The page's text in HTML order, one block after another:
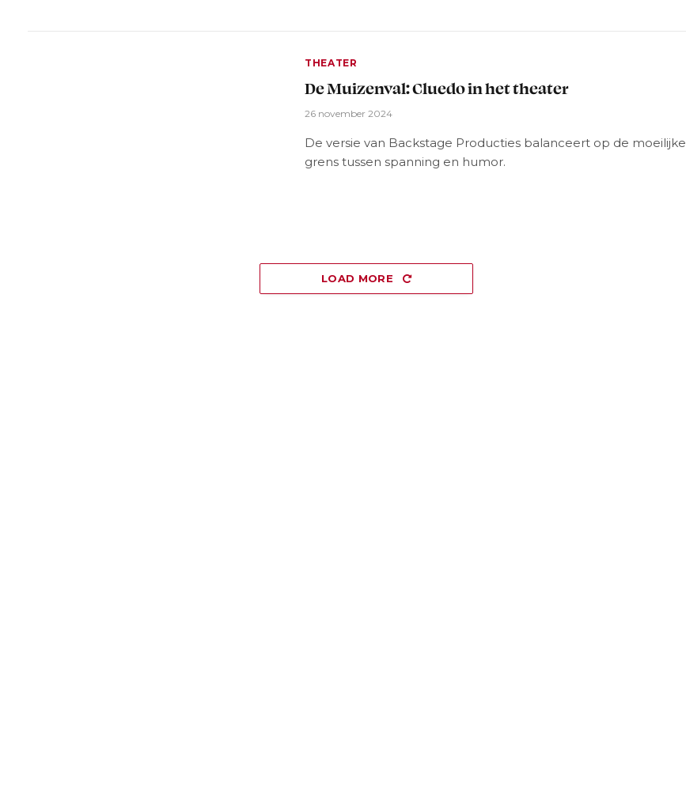
THEATER
De Muizenval: Cluedo in het theater
26 november 2024
De versie van Backstage Producties balanceert op de moeilijke
grens tussen spanning en humor.
LOAD MORE